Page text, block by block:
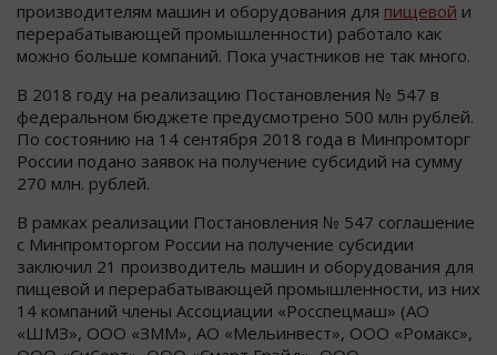
производителям машин и оборудования для пищевой и
перерабатывающей промышленности) работало как
можно больше компаний. Пока участников не так много.
В 2018 году на реализацию Постановления № 547 в
федеральном бюджете предусмотрено 500 млн рублей.
По состоянию на 14 сентября 2018 года в Минпромторг
России подано заявок на получение субсидий на сумму
270 млн. рублей.
В рамках реализации Постановления № 547 соглашение
с Минпромторгом России на получение субсидии
заключил 21 производитель машин и оборудования для
пищевой и перерабатывающей промышленности, из них
14 компаний члены Ассоциации «Росспецмаш» (АО
«ШМЗ», ООО «ЗММ», АО «Мельинвест», ООО «Ромакс»,